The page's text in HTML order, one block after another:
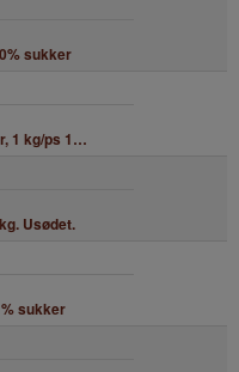
sukker
Passionsfrugt puré, frosne portionskugler, 1 kg/ps 100% frugt
Usødet.
sukker